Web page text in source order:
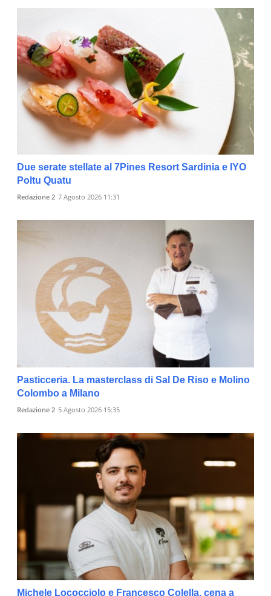
Due serate stellate al 7Pines Resort Sardinia e IYO
Poltu Quatu
Redazione 2 7 Agosto 2026 11:31
Pasticceria. La masterclass di Sal De Riso e Molino
Colombo a Milano
Redazione 2 5 Agosto 2026 15:35
Michele Lococciolo e Francesco Colella, cena a